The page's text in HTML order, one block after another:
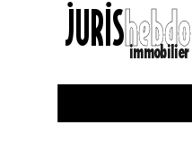
JURISh
he
eb
bd
do
o
immobilier
••